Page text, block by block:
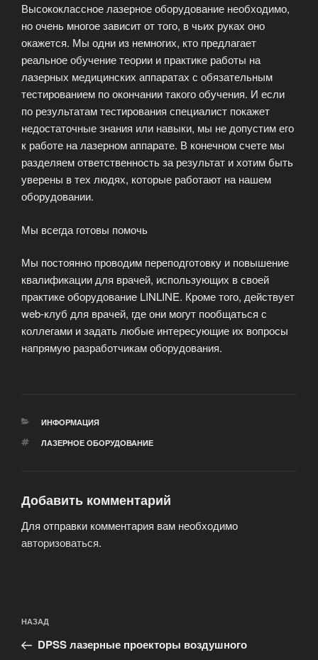
Высококлассное лазерное оборудование необходимо,
но очень многое зависит от того, в чьих руках оно
окажется. Мы одни из немногих, кто предлагает
реальное обучение теории и практике работы на
лазерных медицинских аппаратах с обязательным
тестированием по окончании такого обучения. И если
по результатам тестирования специалист покажет
недостаточные знания или навыки, мы не допустим его
к работе на лазерном аппарате. В конечном счете мы
разделяем ответственность за результат и хотим быть
уверены в тех людях, которые работают на нашем
оборудовании.
Мы всегда готовы помочь
Мы постоянно проводим переподготовку и повышение
квалификации для врачей, использующих в своей
практике оборудование LINLINE. Кроме того, действует
web-клуб для врачей, где они могут пообщаться с
коллегами и задать любые интересующие их вопросы
напрямую разработчикам оборудования.
РУБРИКИ
ИНФОРМАЦИЯ
МЕТКИ
ЛАЗЕРНОЕ ОБОРУДОВАНИЕ
Добавить комментарий
Для отправки комментария вам необходимо
авторизоваться.
по
записям
Предыдущая
запись:
НАЗАД
DPSS лазерные проекторы воздушного